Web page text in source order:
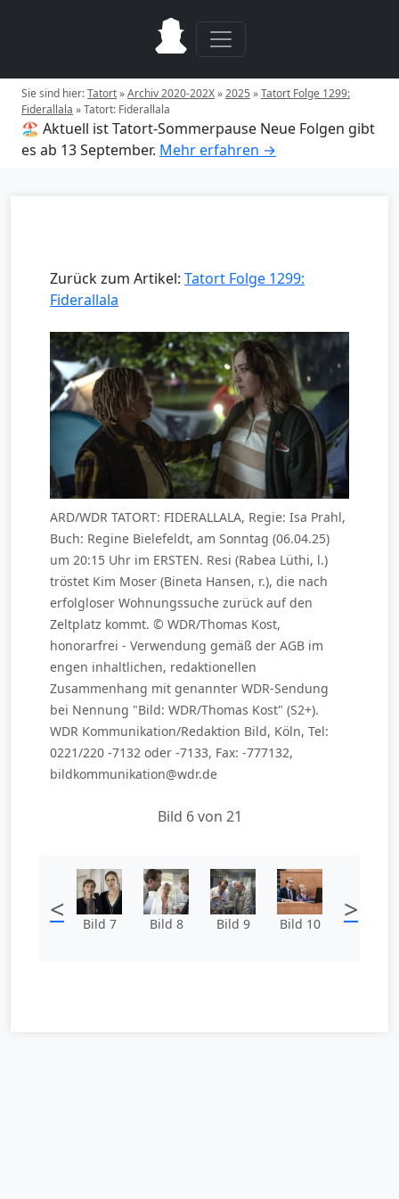
Sie sind hier:Tatort»Archiv 2020-202X»2025 »Tatort Folge 1299:
Fiderallala »Tatort: Fiderallala
🏖️ Aktuell ist Tatort-Sommerpause Neue Folgen gibt
es ab 13 September. Mehr erfahren →
Zurück zum Artikel: Tatort Folge 1299:
Fiderallala
ARD/WDR TATORT: FIDERALLALA, Regie: Isa Prahl,
Buch: Regine Bielefeldt, am Sonntag (06.04.25)
um 20:15 Uhr im ERSTEN. Resi (Rabea Lüthi, l.)
tröstet Kim Moser (Bineta Hansen, r.), die nach
erfolgloser Wohnungssuche zurück auf den
Zeltplatz kommt. © WDR/Thomas Kost,
honorarfrei - Verwendung gemäß der AGB im
engen inhaltlichen, redaktionellen
Zusammenhang mit genannter WDR-Sendung
bei Nennung "Bild: WDR/Thomas Kost" (S2+).
WDR Kommunikation/Redaktion Bild, Köln, Tel:
0221/220 -7132 oder -7133, Fax: -777132,
bildkommunikation@wdr.de
Bild 6 von 21
< Bild 7 Bild 8 Bild 9 Bild 10 >